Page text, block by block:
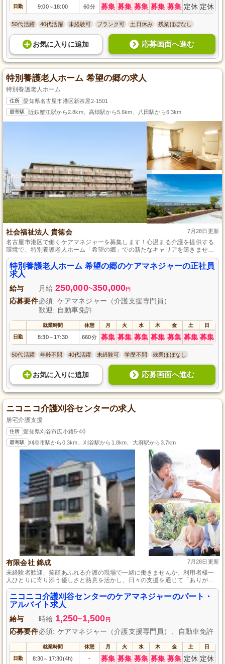
日勤 9:00～ 18:00 60分 募集 募集 募集 募集 募集 定休 定休
50代活躍 40代活躍 未経験可 ブランク可 土日休み 残業ほぼなし
お気に入り に追加 応募画面へ進む
特別養護老人ホーム 希望の郷の求人
特別養護老人ホーム
住所 愛知県名古屋市港区新茶屋2-1501
最寄駅 近鉄蟹江駅から2.8km、高畑駅から5.6km、八田駅から6.3km
社会福祉法人 貴徳会 7月28日更新
名古屋市港区で働くケアマネジャーを募集します！心温まる介護を提供する
環境で、特別養護老人ホーム「希望の郷」での新たなキャリアを築きません
か？安定した正社員のポジションで、専門性を活かし入居者様のQOLを高め
るケアプランを作成し、地域社会に貢献できるやりがいのある仕事です。安
心して長期的に働ける職場で、一緒に成長していく仲間をお待ちしていま
す。
特別養護老人ホーム 希望の郷のケアマネジャーの正社員
求人
給与 月給 250,000~350,000円
応募要件必須: ケアマネジャー（介護支援専門員）
歓迎: 自動車免許
就業時間 休憩 月 火 水 木 金 土 日
日勤 8:30～ 17:30 660分 募集 募集 募集 募集 募集 募集 募集
50代活躍 年齢不問 40代活躍 未経験可 学歴不問 残業ほぼなし
お気に入り に追加 応募画面へ進む
ニコニコ介護刈谷センターの求人
居宅介護支援
住所 愛知県刈谷市広小路5-40
最寄駅 刈谷市駅から0.3km、刈谷駅から1.8km、大府駅から3.7km
有限会社 錦成 7月28日更新
未経験者歓迎、笑顔あふれる介護の現場で一緒に働きませんか。利用者様一
人ひとりに寄り添う優しさと熱意を活かし、日々の支援を通じて「ありがと
う」の笑顔を増やすことができます。経験やスキルよりも、人と接すること
が好きで、誰かのためになりたいという気持ちを大切にしている方を求めて
います。あなたの温かい心で、みんなの笑顔を引き出しませんか。
ニコニコ介護刈谷センターのケアマネジャーのパート・
アルバイト求人
給与 時給 1,250~1,500 円
応募要件必須: ケアマネジャー（介護支援専門員）、自動車免許
就業時間 休憩 月 火 水 木 金 土 日
日勤 8:30～ 17:30(4h) - 募集 募集 募集 募集 募集 定休 定休